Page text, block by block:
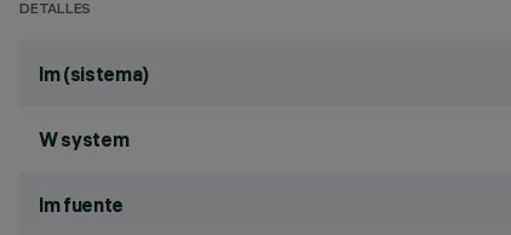
DETALLES
lm (sistema)
W system
lm fuente